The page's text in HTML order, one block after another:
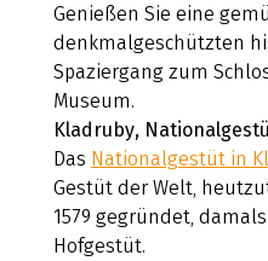
Genießen Sie eine
denkmalgeschützten
Spaziergang zum
Museum.
Kladruby,
Das Nationalgestüt in
Gestüt der Welt,
1579 gegründet,
Hofgestüt.